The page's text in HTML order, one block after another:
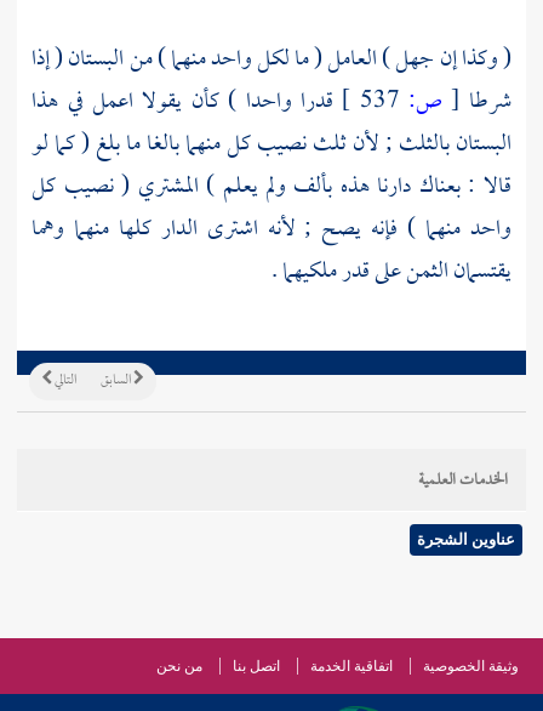
( وكذا إن جهل ) العامل ( ما لكل واحد منهما ) من البستان ( إذا
شرطا [ ص:
قدرا واحدا ) كأن يقولا اعمل في هذا
البستان بالثلث ; لأن ثلث نصيب كل منهما بالغا ما بلغ ( كما لو
قالا : بعناك دارنا هذه بألف ولم يعلم ) المشتري ( نصيب كل
واحد منهما ) فإنه يصح ; لأنه اشترى الدار كلها منهما وهما
يقتسمان الثمن على قدر ملكيهما .
التالي السابق
الخدمات العلمية
عناوين الشجرة
وثيقة الخصوصية اتفاقية الخدمة اتصل بنا من نحن